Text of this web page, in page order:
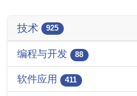
技术 925
编程与开发 88
软件应用 411